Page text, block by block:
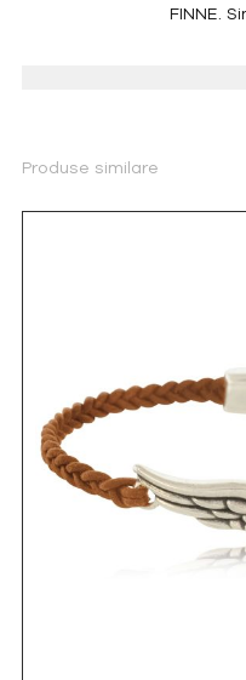
FINNE.
Produse similare